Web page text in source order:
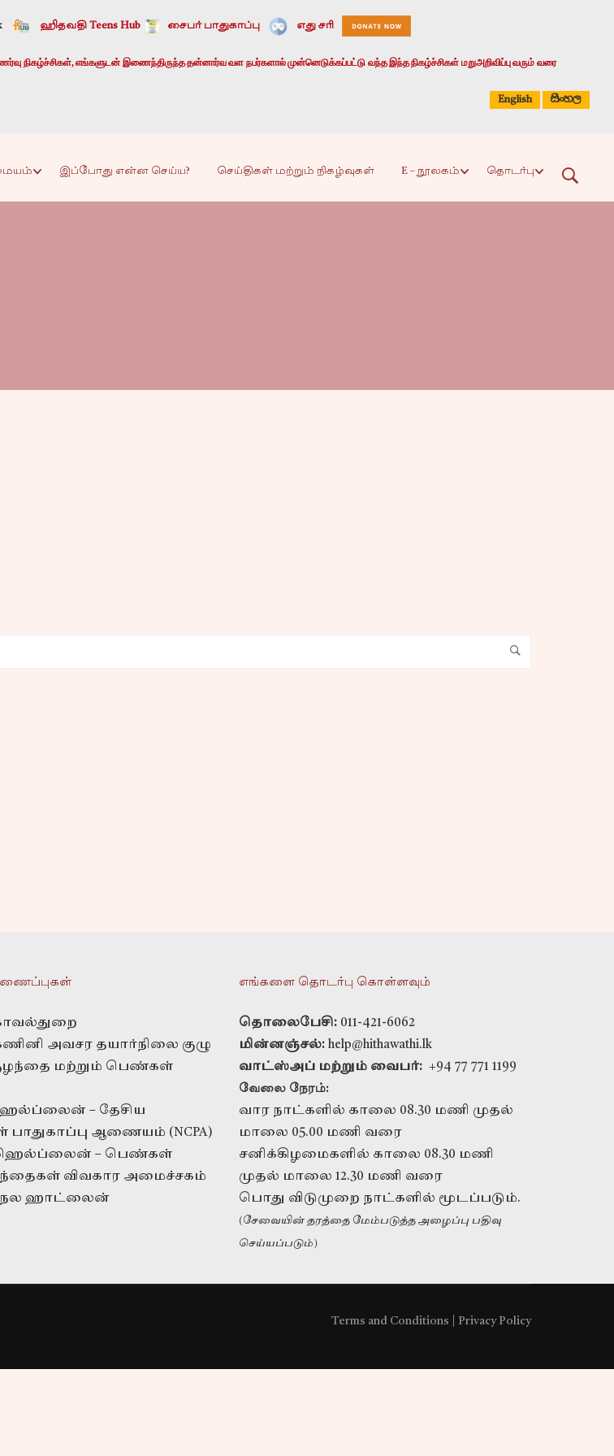
ஹிதவதி Teens Hub சைபர் பாதுகாப்பு எது சரி
நிகழ்ச்சிகள், எங்களுடன் இணைந்திருந்த தன்னார்வ வள நபர்களால் முன்னெடுக்கப்பட்டு வந்த இந்த நிகழ்ச்சிகள் மறுஅறிவிப்பு வரும் வரை
English සිංහල
இப்போது என்ன செய்ய? செய்திகள் மற்றும் நிகழ்வுகள் E – நூலகம் தொடர்பு
அவசர தயார்நிலை குழு
மற்றும் பெண்கள்
– தேசிய
பாதுகாப்பு ஆணையம் (NCPA)
– பெண்கள்
விவகார அமைச்சகம்
ஹாட்லைன்
எங்களை தொடர்பு கொள்ளவும்
தொலைபேசி: 011-421-6062
மின்னஞ்சல்: help@hithawathi.lk
வாட்ஸ்அப் மற்றும் வைபர்: +94 77 771 1199
வேலை நேரம்:
வார நாட்களில் காலை 08.30 மணி முதல்
மாலை 05.00 மணி வரை
சனிக்கிழமைகளில் காலை 08.30 மணி
முதல் மாலை 12.30 மணி வரை
பொது விடுமுறை நாட்களில் மூடப்படும்.
(சேவையின் தரத்தை மேம்படுத்த அழைப்பு பதிவு
செய்யப்படும்)
Terms and Conditions Privacy Policy
கூட்டாளராக